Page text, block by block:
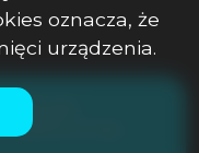
© 2026
Galactica Virgo
oznacza, że
urządzenia.